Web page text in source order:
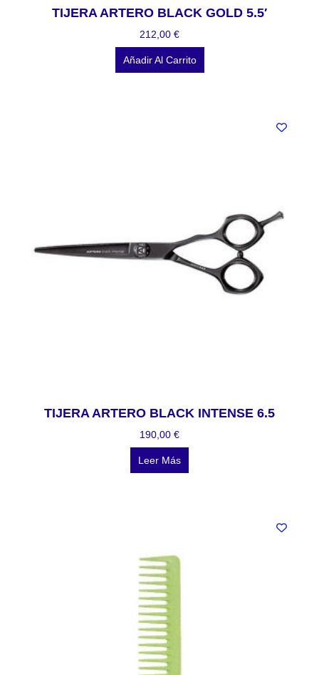
TIJERA ARTERO BLACK GOLD 5.5′
212,00 €
Añadir Al Carrito
TIJERA ARTERO BLACK INTENSE 6.5
190,00 €
Leer Más